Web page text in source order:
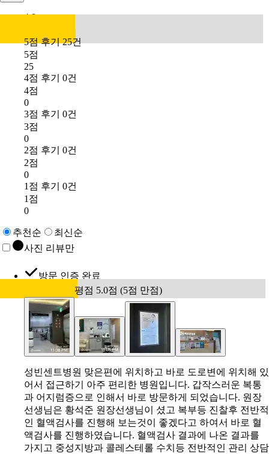
4.8
5점 후기 25건
5점
25
4점 후기 0건
4점
0
3점 후기 0건
3점
0
2점 후기 0건
2점
0
1점 후기 0건
1점
0
추천순
최신순
사진 리뷰만
방문 인증 완료
평점 5.0점 (5점 만점)
성빈센트병원 맞은편에 위치하고 바로 도로변에 위치해 있
어서 접근하기 아주 편리한 병원입니다. 갑작스러운 복통
과 어지럼증으로 인해서 바로 방문하게 되었습니다. 원장
선생님은 황석준 원장선생님이 셨고 복부등 진찰후 전반적
인 혈액검사를 진행해 보는것이 좋겠다고 하여서 바로 혈
액검사를 진행하였습니다. 혈액검사 결과에 나온 결과를
가지고 중성지방과 콜레스테롤 수치등 전반적인 관리 상담